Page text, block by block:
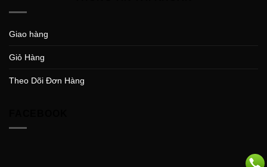
Giao hàng
Giỏ Hàng
Theo Dõi Đơn Hàng